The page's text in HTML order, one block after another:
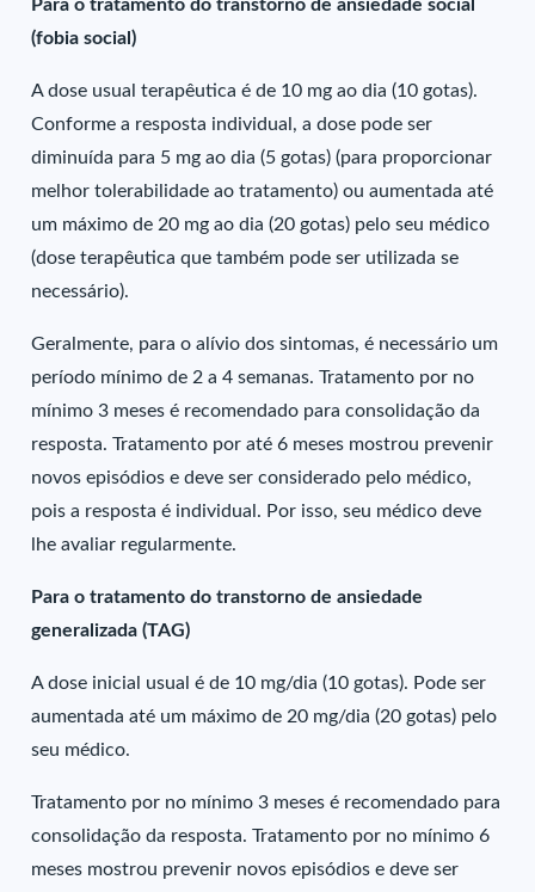
Para o tratamento do transtorno de ansiedade social
(fobia social)
A dose usual terapêutica é de 10 mg ao dia (10 gotas).
Conforme a resposta individual, a dose pode ser
diminuída para 5 mg ao dia (5 gotas) (para proporcionar
melhor tolerabilidade ao tratamento) ou aumentada até
um máximo de 20 mg ao dia (20 gotas) pelo seu médico
(dose terapêutica que também pode ser utilizada se
necessário).
Geralmente, para o alívio dos sintomas, é necessário um
período mínimo de 2 a 4 semanas. Tratamento por no
mínimo 3 meses é recomendado para consolidação da
resposta. Tratamento por até 6 meses mostrou prevenir
novos episódios e deve ser considerado pelo médico,
pois a resposta é individual. Por isso, seu médico deve
lhe avaliar regularmente.
Para o tratamento do transtorno de ansiedade
generalizada (TAG)
A dose inicial usual é de 10 mg/dia (10 gotas). Pode ser
aumentada até um máximo de 20 mg/dia (20 gotas) pelo
seu médico.
Tratamento por no mínimo 3 meses é recomendado para
consolidação da resposta. Tratamento por no mínimo 6
meses mostrou prevenir novos episódios e deve ser